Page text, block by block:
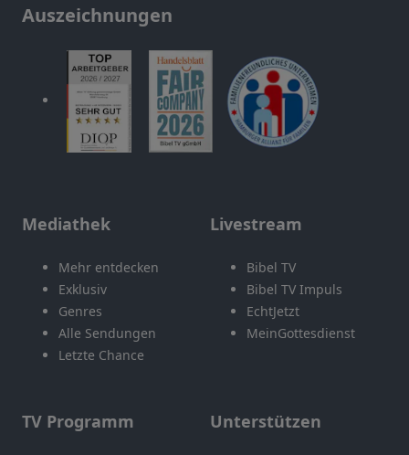
Auszeichnungen
Mediathek
Mehr entdecken
Exklusiv
Genres
Alle Sendungen
Letzte Chance
Livestream
Bibel TV
Bibel TV Impuls
EchtJetzt
MeinGottesdienst
TV Programm Unterstützen